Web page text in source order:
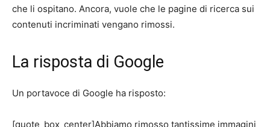
che li ospitano. Ancora, vuole che le pagine di ricerca sui
contenuti incriminati vengano rimossi.
La risposta di Google
Un portavoce di Google ha risposto:
[quote_box_center]Abbiamo rimosso tantissime immagini